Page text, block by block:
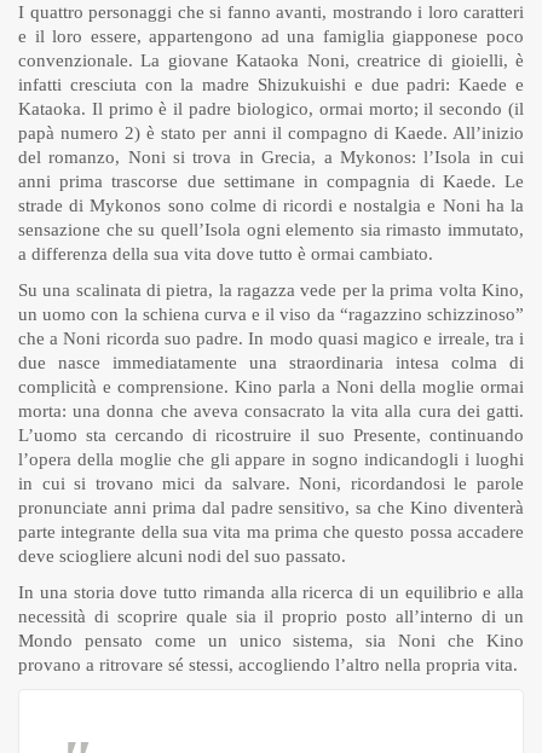
I quattro personaggi che si fanno avanti, mostrando i loro caratteri
e il loro essere, appartengono ad una famiglia giapponese poco
convenzionale. La giovane Kataoka Noni, creatrice di gioielli, è
infatti cresciuta con la madre Shizukuishi e due padri: Kaede e
Kataoka. Il primo è il padre biologico, ormai morto; il secondo (il
papà numero 2) è stato per anni il compagno di Kaede. All’inizio
del romanzo, Noni si trova in Grecia, a Mykonos: l’Isola in cui
anni prima trascorse due settimane in compagnia di Kaede. Le
strade di Mykonos sono colme di ricordi e nostalgia e Noni ha la
sensazione che su quell’Isola ogni elemento sia rimasto immutato,
a differenza della sua vita dove tutto è ormai cambiato.
Su una scalinata di pietra, la ragazza vede per la prima volta Kino,
un uomo con la schiena curva e il viso da “ragazzino schizzinoso”
che a Noni ricorda suo padre. In modo quasi magico e irreale, tra i
due nasce immediatamente una straordinaria intesa colma di
complicità e comprensione. Kino parla a Noni della moglie ormai
morta: una donna che aveva consacrato la vita alla cura dei gatti.
L’uomo sta cercando di ricostruire il suo Presente, continuando
l’opera della moglie che gli appare in sogno indicandogli i luoghi
in cui si trovano mici da salvare. Noni, ricordandosi le parole
pronunciate anni prima dal padre sensitivo, sa che Kino diventerà
parte integrante della sua vita ma prima che questo possa accadere
deve sciogliere alcuni nodi del suo passato.
In una storia dove tutto rimanda alla ricerca di un equilibrio e alla
necessità di scoprire quale sia il proprio posto all’interno di un
Mondo pensato come un unico sistema, sia Noni che Kino
provano a ritrovare sé stessi, accogliendo l’altro nella propria vita.